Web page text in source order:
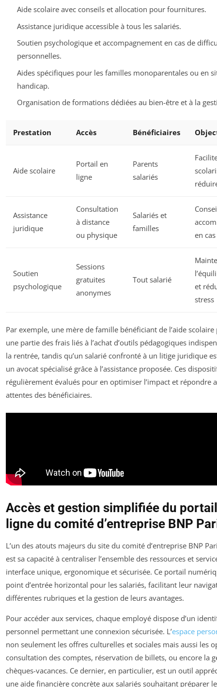
Aide scolaire avec conseils et allocation pour fournitures.
Assistance juridique accessible à tous les salariés.
Soutien psychologique et accompagnement en cas de
personnelles.
Aides spécifiques pour les familles monoparentales ou en
handicap.
Organisation de formations dédiées au bien-être et à la
Prestation Accès Bénéficiaires
Aide scolaire
Portail en
ligne
Parents
salariés
Assistance
juridique
Consultation
à distance
ou physique
Salariés et
familles
en
Soutien
psychologique
Sessions
gratuites
anonymes
Tout salarié
et
stress
Par exemple, une mère de famille bénéficiant de l’aide
une partie des frais liés à l’achat d’outils pédagogiques
la rentrée, tandis qu’un salarié confronté à un litige juridique
un avocat spécialisé grâce à l’assistance proposée. Ces
régulièrement évalués pour en optimiser l’impact et répondre
attentes des bénéficiaires.
Accès et gestion simplifiée du
ligne du comité d’entreprise BNP
L’un des atouts majeurs du site du comité d’entreprise BNP
est sa capacité à centraliser l’ensemble des ressources et
interface unique, ergonomique et sécurisée. Ce portail
point d’entrée horizontal pour les salariés, facilitant leur
différentes rubriques et la gestion de leurs avantages.
Pour accéder aux services, chaque employé dispose d’un
personnel permettant une connexion sécurisée. L’espace
non seulement les offres culturelles et sociales mais aussi les
consultation des comptes, réservation de billets, ou encore la
chèques-vacances. Ce dernier, en particulier, est un outil
une aide financière concrète aux salariés souhaitant préparer